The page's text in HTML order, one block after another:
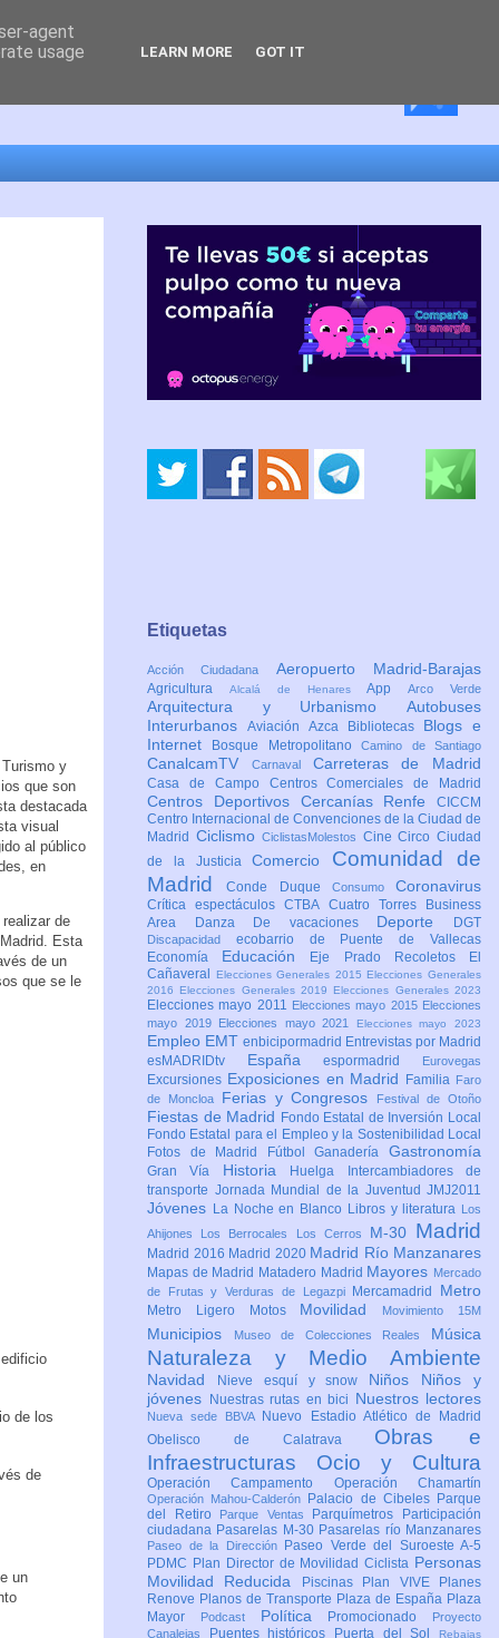
y
que son
destacada
visual
al público
en
de
Esta
de un
que se le
de los
de
un
Etiquetas
Acción Ciudadana Aeropuerto Madrid-Barajas
Agricultura Alcalá de HenaresAppArco Verde
Arquitectura y Urbanismo Autobuses
Interurbanos Aviación Azca Bibliotecas Blogs e
Internet
Bosque MetropolitanoCamino de Santiago
CanalcamTV Carnaval Carreteras de Madrid
Casa de Campo Centros Comerciales de Madrid
Centros Deportivos Cercanías Renfe CICCM
Centro Internacional de Convenciones de la Ciudad de
Madrid CiclismoCiclistasMolestos CineCircoCiudad
de la JusticiaComercio Comunidad de
MadridConde Duque Consumo Coronavirus
Crítica espectáculosCTBA Cuatro Torres Business
Area
Danza De vacaciones Deporte DGT
Discapacidad ecobarrio de Puente de Vallecas
Economía Educación Eje Prado Recoletos
El
Cañaveral
Elecciones Generales 2015 Elecciones Generales
2016 Elecciones Generales 2019 Elecciones Generales 2023
Elecciones mayo 2011 Elecciones mayo 2015 Elecciones
mayo 2019
Elecciones mayo 2021 Elecciones mayo 2023
Empleo EMT enbicipormadrid Entrevistas por Madrid
esMADRIDtv Españaespormadrid Eurovegas
Excursiones Exposiciones en Madrid Familia Faro
de Moncloa
Ferias y Congresos Festival de Otoño
Fiestas de Madrid Fondo Estatal de Inversión Local
Fondo Estatal para el Empleo y la Sostenibilidad Local
Fotos de Madrid
FútbolGanaderíaGastronomía
Gran Vía Historia Huelga
Intercambiadores de
transporte Jornada Mundial de la Juventud JMJ2011
Jóvenes La Noche en Blanco Libros y literatura
Los
Ahijones
Los Berrocales Los Cerros M-30 Madrid
Madrid 2016 Madrid 2020 Madrid Río Manzanares
Mapas de Madrid Matadero Madrid Mayores Mercado
de Frutas y Verduras de Legazpi
Mercamadrid Metro
Metro Ligero Motos Movilidad Movimiento 15M
Municipios Museo de Colecciones Reales Música
Naturaleza y Medio Ambiente
Navidad Nieve esquí y snow Niños Niños y
jóvenes
Nuestras rutas en bici Nuestros lectores
Nueva sede BBVA
Nuevo Estadio Atlético de Madrid
Obelisco de Calatrava Obras e
Infraestructuras Ocio y Cultura
Operación Campamento Operación Chamartín
Operación Mahou-Calderón Palacio de Cibeles Parque
del Retiro
Parque Ventas Parquímetros
Participación
ciudadana Pasarelas M-30 Pasarelas río Manzanares
Paseo de la Dirección
Paseo Verde del Suroeste A-5
PDMC Plan Director de Movilidad Ciclista Personas
Movilidad Reducida
Piscinas Plan VIVE
Planes
Renove Planos de Transporte Plaza de España Plaza
Mayor
Podcast Política Promocionado
Proyecto
Canalejas
Puentes históricos Puerta del Sol Rebajas
agent
usage
LEARN MORE GOT IT